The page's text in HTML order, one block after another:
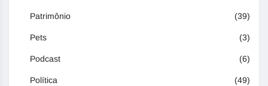
Patrimônio (39)
Pets (3)
Podcast (6)
Política (49)